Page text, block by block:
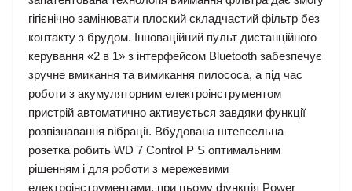
гігієнічно замінювати плоский складчастий фільтр без
контакту з брудом. Інноваційний пульт дистанційного
керування «2 в 1» з інтерфейсом Bluetooth забезпечує
зручне вмикання та вимикання пилососа, а під час
роботи з акумуляторним електроінструментом
пристрій автоматично активується завдяки функції
розпізнавання вібрації. Вбудована штепсельна
розетка робить WD 7 Control P S оптимальним
рішенням і для роботи з мережевими
електроінструментами, при цьому функція Power